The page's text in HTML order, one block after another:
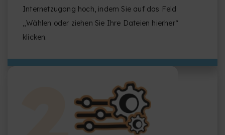
Internetzugang hoch, indem Sie auf das Feld
„Wählen oder ziehen Sie Ihre Dateien hierher“
klicken.